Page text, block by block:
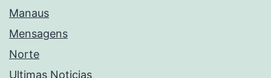
Manaus
Mensagens
Norte
Ultimas Noticias